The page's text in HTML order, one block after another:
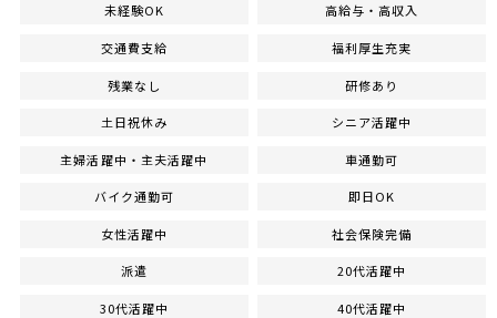
未経験OK 高給与・高収入
交通費支給 福利厚生充実
残業なし 研修あり
土日祝休み シニア活躍中
主婦活躍中・主夫活躍中 車通勤可
バイク通勤可 即日OK
女性活躍中 社会保険完備
派遣 20代活躍中
30代活躍中 40代活躍中